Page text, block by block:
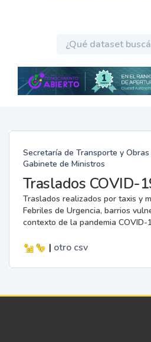
Secretaría de Transporte y
Gabinete de Ministros
Traslados COVID-
Traslados realizados por taxis y
Febriles de Urgencia, barrios
contexto de la pandemia COVID-
| otro csv